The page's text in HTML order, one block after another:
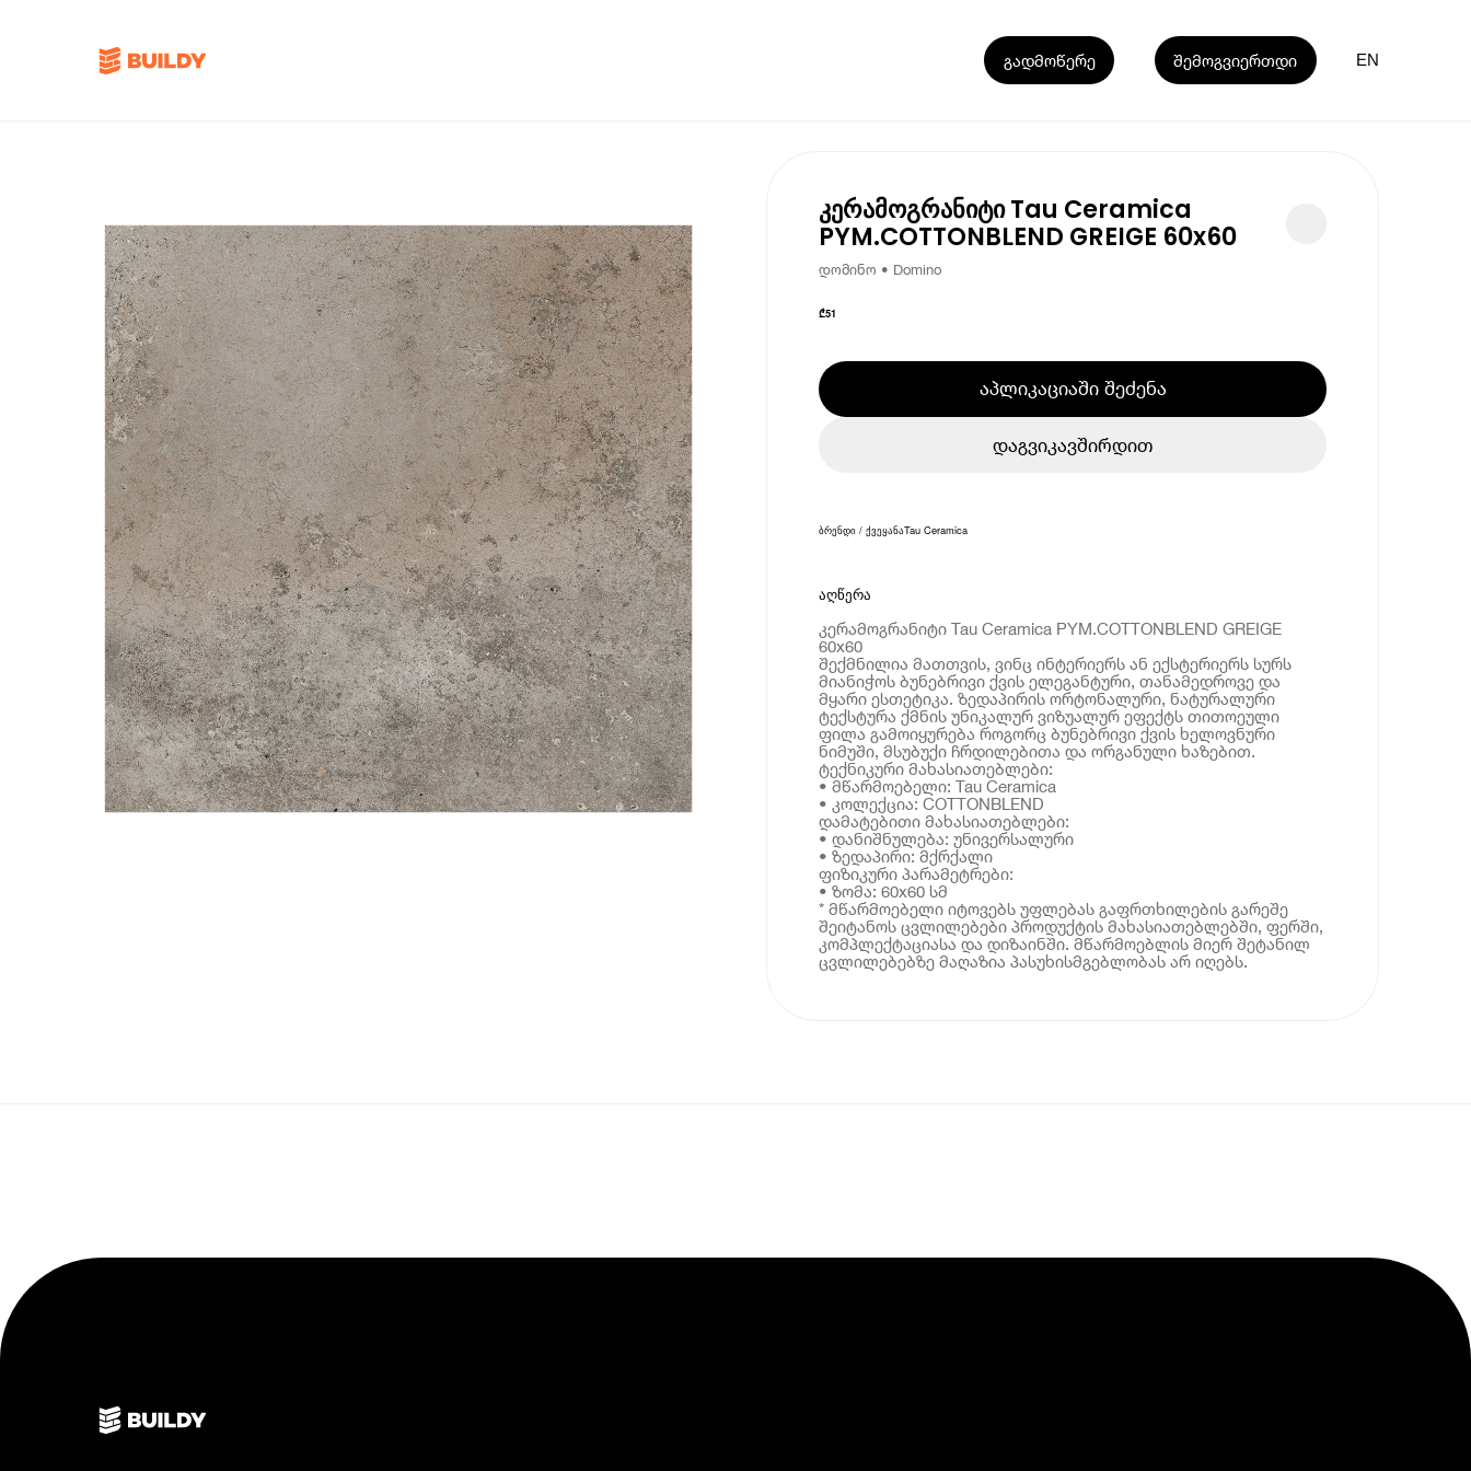
გადმოწერე შემოგვიერთდი EN
კერამოგრანიტი Tau Ceramica
PYM.COTTONBLEND GREIGE 60x60
დომინო • Domino
₾51
აპლიკაციაში შეძენა
დაგვიკავშირდით
ბრენდი / ქვეყანაTau Ceramica
აღწერა
კერამოგრანიტი Tau Ceramica PYM.COTTONBLEND GREIGE
60x60
შექმნილია მათთვის, ვინც ინტერიერს ან ექსტერიერს სურს
მიანიჭოს ბუნებრივი ქვის ელეგანტური, თანამედროვე და
მყარი ესთეტიკა. ზედაპირის ორტონალური, ნატურალური
ტექსტურა ქმნის უნიკალურ ვიზუალურ ეფექტს თითოეული
ფილა გამოიყურება როგორც ბუნებრივი ქვის ხელოვნური
ნიმუში, მსუბუქი ჩრდილებითა და ორგანული ხაზებით.
ტექნიკური მახასიათებლები:
• მწარმოებელი: Tau Ceramica
• კოლექცია: COTTONBLEND
დამატებითი მახასიათებლები:
• დანიშნულება: უნივერსალური
• ზედაპირი: მქრქალი
ფიზიკური პარამეტრები:
• ზომა: 60x60 სმ
* მწარმოებელი იტოვებს უფლებას გაფრთხილების გარეშე
შეიტანოს ცვლილებები პროდუქტის მახასიათებლებში, ფერში,
კომპლექტაციასა და დიზაინში. მწარმოებლის მიერ შეტანილ
ცვლილებებზე მაღაზია პასუხისმგებლობას არ იღებს.